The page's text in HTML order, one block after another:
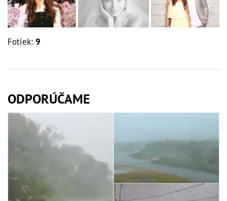
Fotiek: 9
ODPORÚČAME